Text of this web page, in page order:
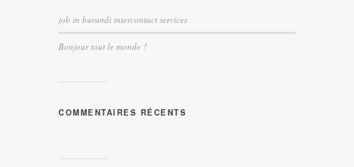
job in burundi intercontact services
Bonjour tout le monde !
COMMENTAIRES RÉCENTS